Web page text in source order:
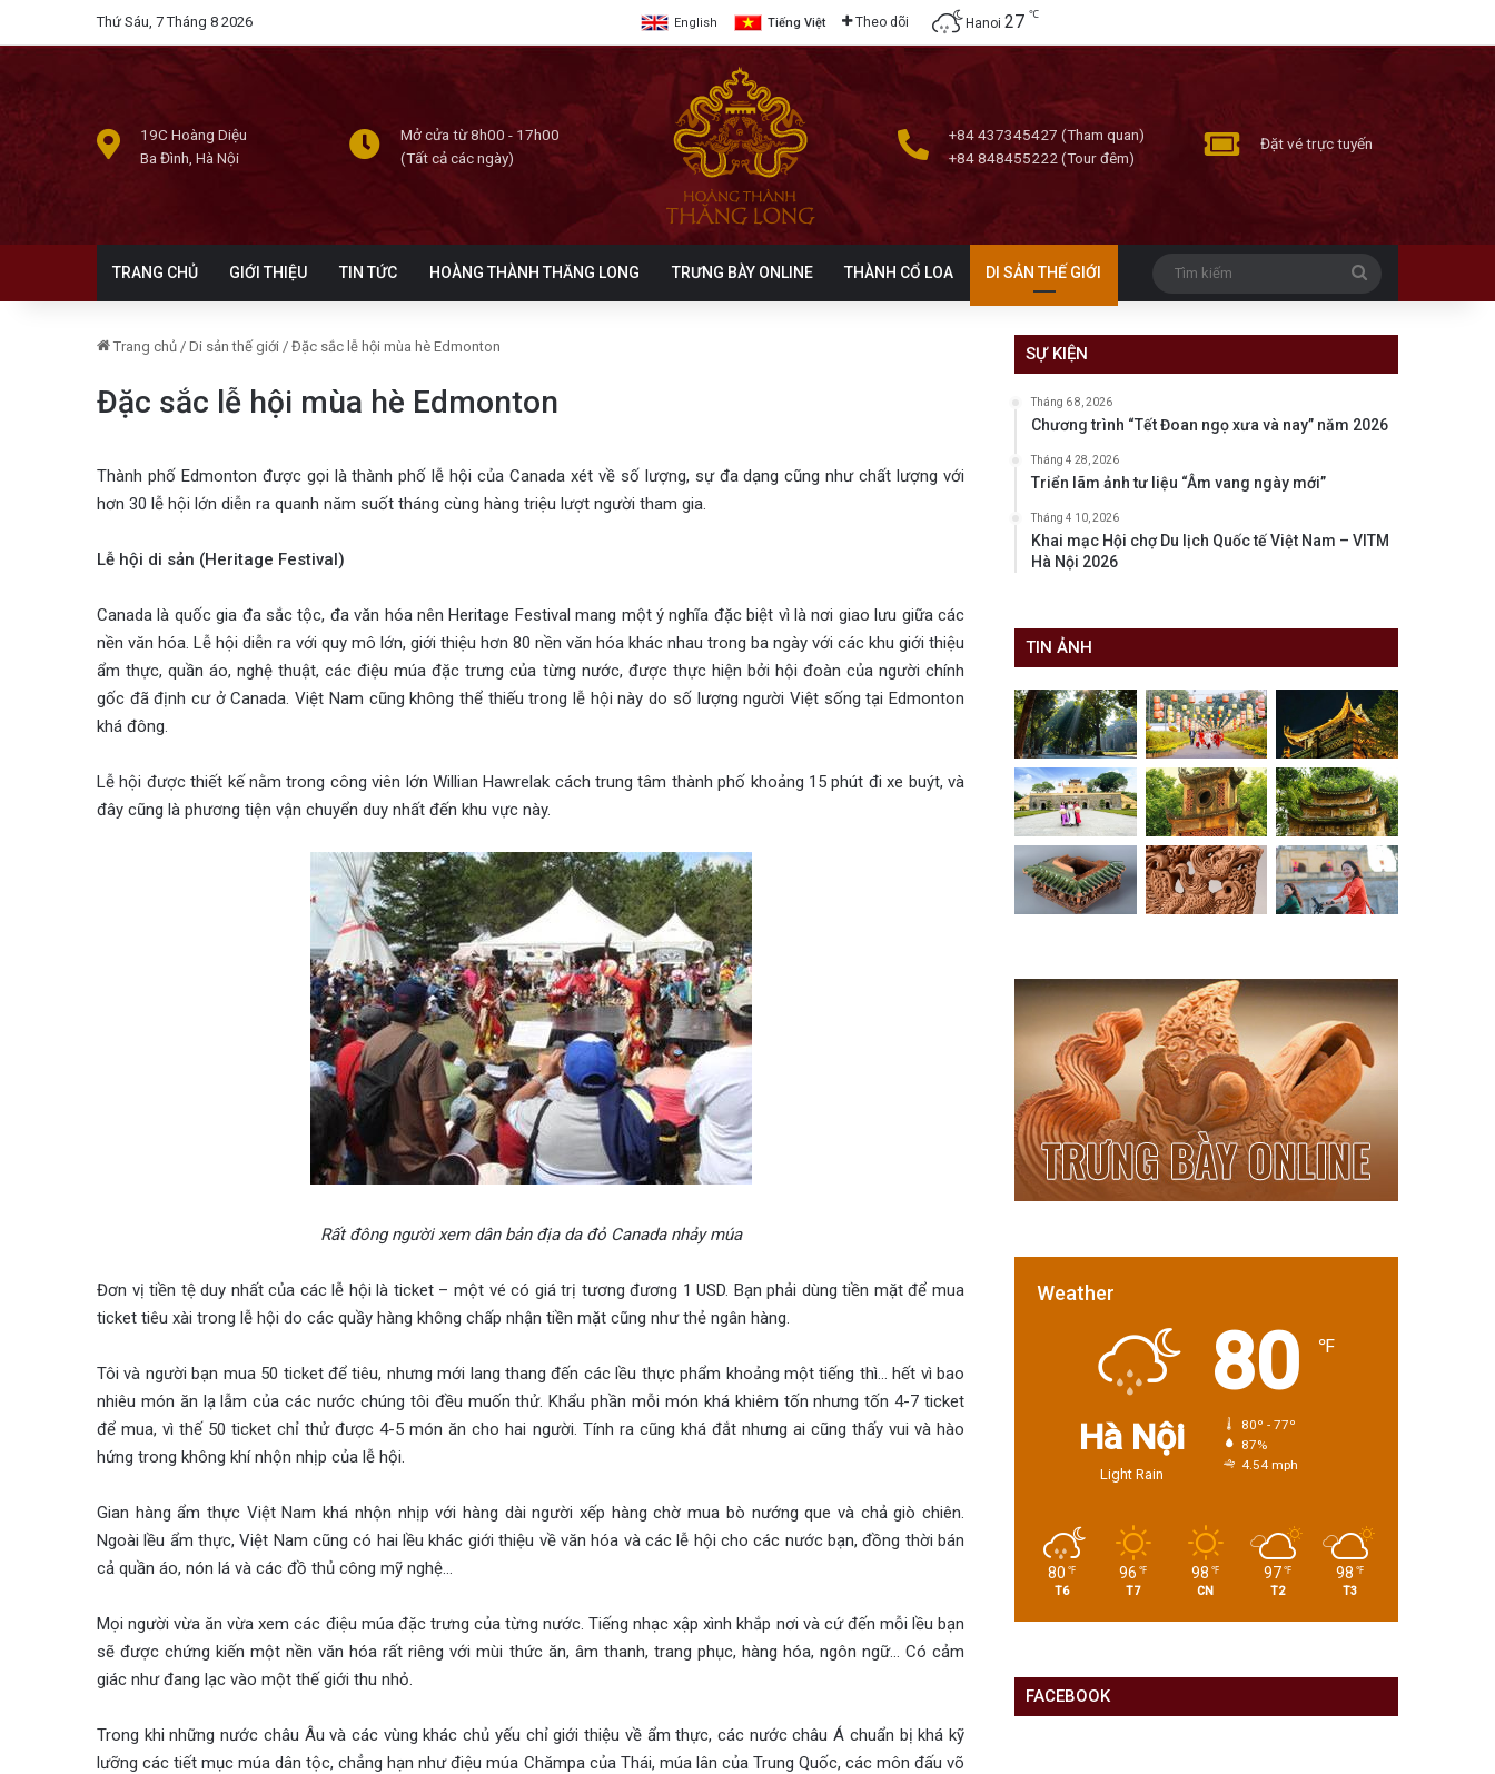
Thứ Sáu, 7 Tháng 8 2026 English Tiếng Việt Theo dõi Hanoi 27 ℃
19C Hoàng Diệu
Ba Đình, Hà Nội
Mở cửa từ 8h00 - 17h00
(Tất cả các ngày)
+84 437345427 (Tham quan)
+84 848455222 (Tour đêm)
Đặt vé trực tuyến
TRANG CHỦ GIỚI THIỆU TIN TỨC HOÀNG THÀNH THĂNG LONG TRƯNG BÀY ONLINE THÀNH CỔ LOA DI SẢN THẾ GIỚI
Trang chủ / Di sản thế giới / Đặc sắc lễ hội mùa hè Edmonton
Đặc sắc lễ hội mùa hè Edmonton
Thành phố Edmonton được gọi là thành phố lễ hội của Canada xét về số lượng, sự đa dạng cũng như chất lượng với
hơn 30 lễ hội lớn diễn ra quanh năm suốt tháng cùng hàng triệu lượt người tham gia.
Lễ hội di sản (Heritage Festival)
Canada là quốc gia đa sắc tộc, đa văn hóa nên Heritage Festival mang một ý nghĩa đặc biệt vì là nơi giao lưu giữa các
nền văn hóa. Lễ hội diễn ra với quy mô lớn, giới thiệu hơn 80 nền văn hóa khác nhau trong ba ngày với các khu giới thiệu
ẩm thực, quần áo, nghệ thuật, các điệu múa đặc trưng của từng nước, được thực hiện bởi hội đoàn của người chính
gốc đã định cư ở Canada. Việt Nam cũng không thể thiếu trong lễ hội này do số lượng người Việt sống tại Edmonton
khá đông.
Lễ hội được thiết kế nằm trong công viên lớn Willian Hawrelak cách trung tâm thành phố khoảng 15 phút đi xe buýt, và
đây cũng là phương tiện vận chuyển duy nhất đến khu vực này.
Rất đông người xem dân bản địa da đỏ Canada nhảy múa
Đơn vị tiền tệ duy nhất của các lễ hội là ticket – một vé có giá trị tương đương 1 USD. Bạn phải dùng tiền mặt để mua
ticket tiêu xài trong lễ hội do các quầy hàng không chấp nhận tiền mặt cũng như thẻ ngân hàng.
Tôi và người bạn mua 50 ticket để tiêu, nhưng mới lang thang đến các lều thực phẩm khoảng một tiếng thì… hết vì bao
nhiêu món ăn lạ lẫm của các nước chúng tôi đều muốn thử. Khẩu phần mỗi món khá khiêm tốn nhưng tốn 4-7 ticket
để mua, vì thế 50 ticket chỉ thử được 4-5 món ăn cho hai người. Tính ra cũng khá đắt nhưng ai cũng thấy vui và hào
hứng trong không khí nhộn nhịp của lễ hội.
Gian hàng ẩm thực Việt Nam khá nhộn nhịp với hàng dài người xếp hàng chờ mua bò nướng que và chả giò chiên.
Ngoài lều ẩm thực, Việt Nam cũng có hai lều khác giới thiệu về văn hóa và các lễ hội cho các nước bạn, đồng thời bán
cả quần áo, nón lá và các đồ thủ công mỹ nghệ…
Mọi người vừa ăn vừa xem các điệu múa đặc trưng của từng nước. Tiếng nhạc xập xình khắp nơi và cứ đến mỗi lều bạn
sẽ được chứng kiến một nền văn hóa rất riêng với mùi thức ăn, âm thanh, trang phục, hàng hóa, ngôn ngữ… Có cảm
giác như đang lạc vào một thế giới thu nhỏ.
Trong khi những nước châu Âu và các vùng khác chủ yếu chỉ giới thiệu về ẩm thực, các nước châu Á chuẩn bị khá kỹ
lưỡng các tiết mục múa dân tộc, chẳng hạn như điệu múa Chămpa của Thái, múa lân của Trung Quốc, các môn đấu võ
SỰ KIỆN
Tháng 6 8, 2026
Chương trình “Tết Đoan ngọ xưa và nay” năm 2026
Tháng 4 28, 2026
Triển lãm ảnh tư liệu “Âm vang ngày mới”
Tháng 4 10, 2026
Khai mạc Hội chợ Du lịch Quốc tế Việt Nam – VITM
Hà Nội 2026
TIN ẢNH
Weather
Hà Nội
Light Rain
80 ℉
80º - 77º
87%
4.54 mph
80 ℉
T6
96 ℉
T7
98 ℉
CN
97 ℉
T2
98 ℉
T3
FACEBOOK